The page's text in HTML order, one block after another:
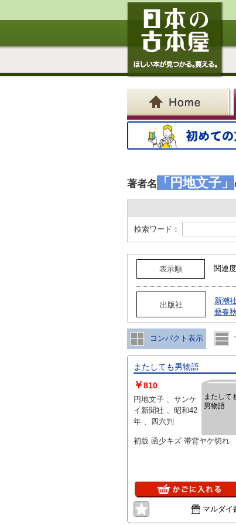
著者名 「円地文子」
検索ワード：
表示順 関連度
出版社 新潮
藝春
コンパクト表示
またしても男物語
またして
男物語
￥810
円地文子 、サンケ
イ新聞社 、昭和42
年 、四六判
初版 函少キズ 帯背ヤケ切れ
マルダイ